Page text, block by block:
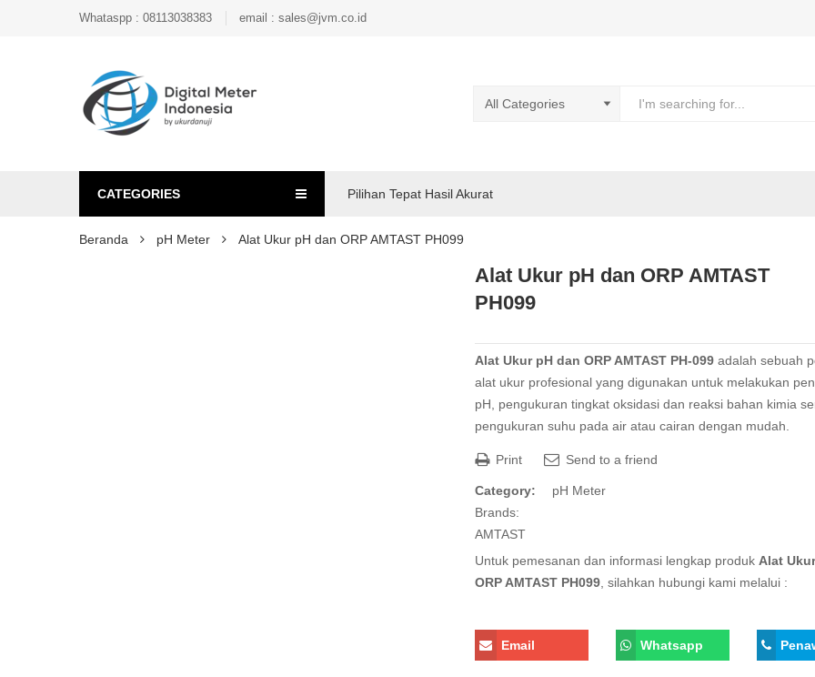
Whataspp : 08113038383 email : sales@jvm.co.id
CATEGORIES Pilihan Tepat Hasil Akurat
Beranda pH Meter Alat Ukur pH dan ORP AMTAST PH099
Alat Ukur pH dan ORP AMTAST
PH099
Alat Ukur pH dan ORP AMTAST PH-099 adalah sebuah
alat ukur profesional yang digunakan untuk melakukan
pH, pengukuran tingkat oksidasi dan reaksi bahan kimia
pengukuran suhu pada air atau cairan dengan mudah.
Print Send to a friend
Category:
pH Meter
Brands:
AMTAST
Untuk pemesanan dan informasi lengkap produk Alat
ORP AMTAST PH099 , silahkan hubungi kami melalui :
Email Whatsapp